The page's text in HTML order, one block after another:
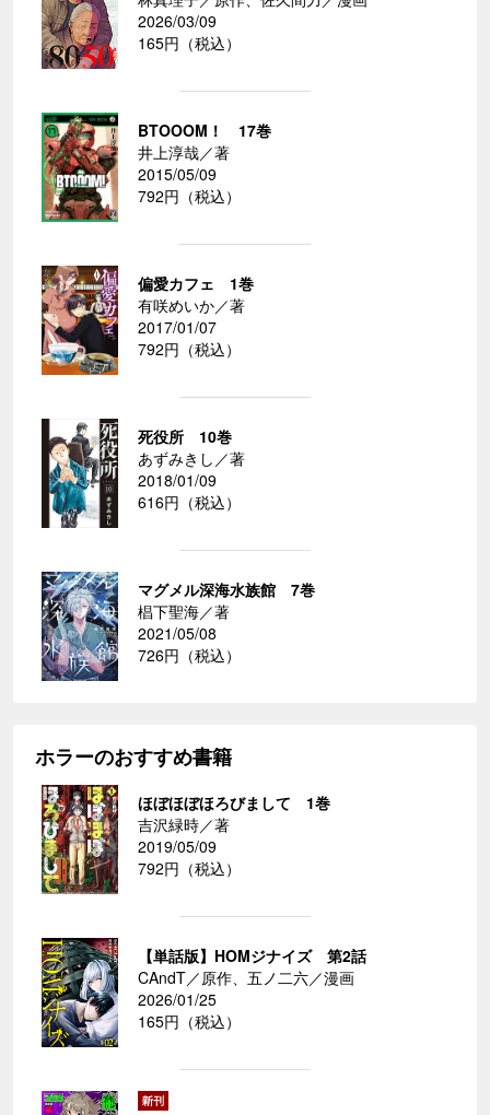
2026/03/09
165円（税込）
BTOOOM！ 17巻
井上淳哉／著
2015/05/09
792円（税込）
偏愛カフェ 1巻
有咲めいか／著
2017/01/07
792円（税込）
死役所 10巻
あずみきし／著
2018/01/09
616円（税込）
マグメル深海水族館 7巻
椙下聖海／著
2021/05/08
726円（税込）
ホラーのおすすめ書籍
ほぼほぼほろびまして 1巻
吉沢緑時／著
2019/05/09
792円（税込）
【単話版】HOMジナイズ 第2話
CAndT／原作、五ノ二六／漫画
2026/01/25
165円（税込）